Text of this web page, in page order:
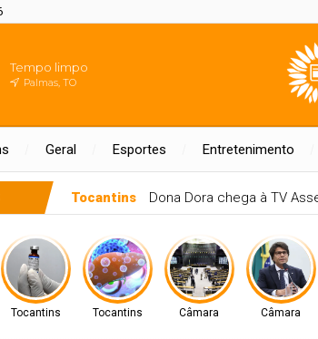
Tempo limpo
Palmas, TO
Geral Esportes Entretenimento
DE PARAÍSO CELSO MORAIS, PARTICIPARÁ
Tocantins Tocantins Câmara Câmara